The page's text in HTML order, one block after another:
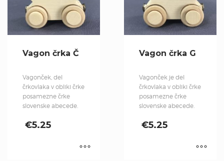
Vagon črka Č
Vagonček, del
črkovlaka v obliki črke
posamezne črke
slovenske abecede.
€5.25
Vagon črka G
Vagonček je del
črkovlaka v obliki črke
posamezne črke
slovenske abecede.
€5.25